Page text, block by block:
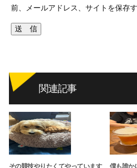
前、メールアドレス、サイトを保存す
関連記事
その競技やりたくてやっています
僕も誰か